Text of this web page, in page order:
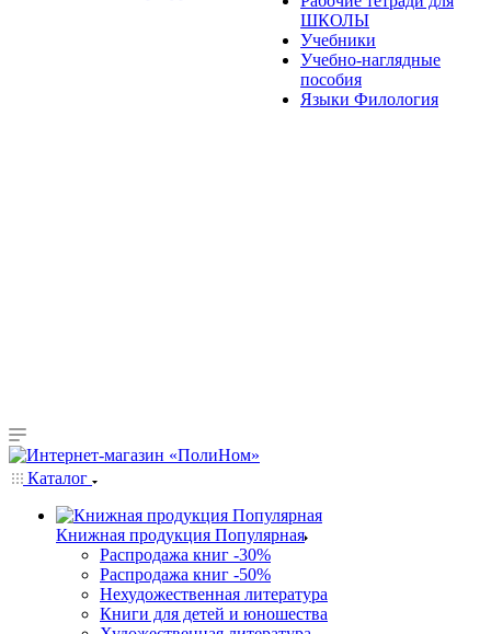
ШКОЛЫ
Учебники
Учебно-наглядные
пособия
Языки Филология
Каталог
Книжная продукция Популярная
Распродажа книг -30%
Распродажа книг -50%
Нехудожественная литература
Книги для детей и юношества